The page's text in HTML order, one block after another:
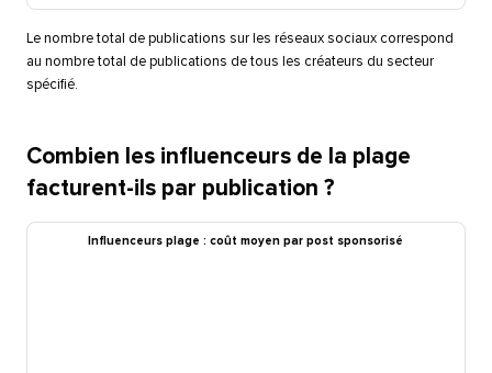
Le nombre total de publications sur les réseaux sociaux correspond
au nombre total de publications de tous les créateurs du secteur
spécifié.​​
Combien les influenceurs de la plage
facturent-ils par publication ?​​
Influenceurs plage : coût moyen par post sponsorisé​​